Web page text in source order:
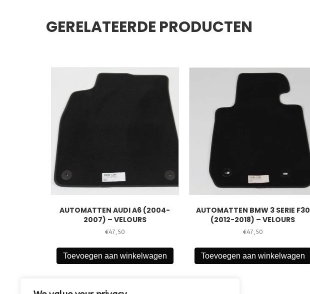
GERELATEERDE PRODUCTEN
AUTOMATTEN AUDI A6 (2004-
2007) – VELOURS
€47,50
Toevoegen aan winkelwagen
AUTOMATTEN BMW 3 SERIE F30
(2012-2018) – VELOURS
€47,50
Toevoegen aan winkelwagen